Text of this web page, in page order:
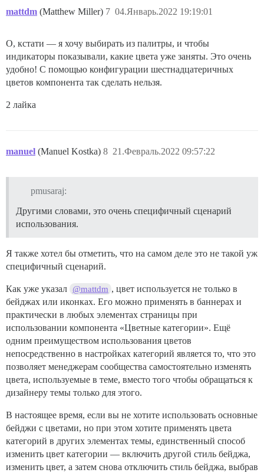
mattdm (Matthew Miller) 04.Январь.2022 19:19:01
7
О, кстати — я хочу выбирать из палитры, и чтобы
индикаторы показывали, какие цвета уже заняты. Это очень
удобно! С помощью конфигурации шестнадцатеричных
цветов компонента так сделать нельзя.
2 лайка
manuel (Manuel Kostka) 21.Февраль.2022 09:57:22
8
pmusaraj:
Другими словами, это очень специфичный сценарий
использования.
Я также хотел бы отметить, что на самом деле это не такой уж
специфичный сценарий.
Как уже указал @mattdm , цвет используется не только в
бейджах или иконках. Его можно применять в баннерах и
практически в любых элементах страницы при
использовании компонента «Цветные категории». Ещё
одним преимуществом использования цветов
непосредственно в настройках категорий является то, что это
позволяет менеджерам сообщества самостоятельно изменять
цвета, используемые в теме, вместо того чтобы обращаться к
дизайнеру темы только для этого.
В настоящее время, если вы не хотите использовать основные
бейджи с цветами, но при этом хотите применять цвета
категорий в других элементах темы, единственный способ
изменить цвет категории — включить другой стиль бейджа,
изменить цвет, а затем снова отключить стиль бейджа, выбрав